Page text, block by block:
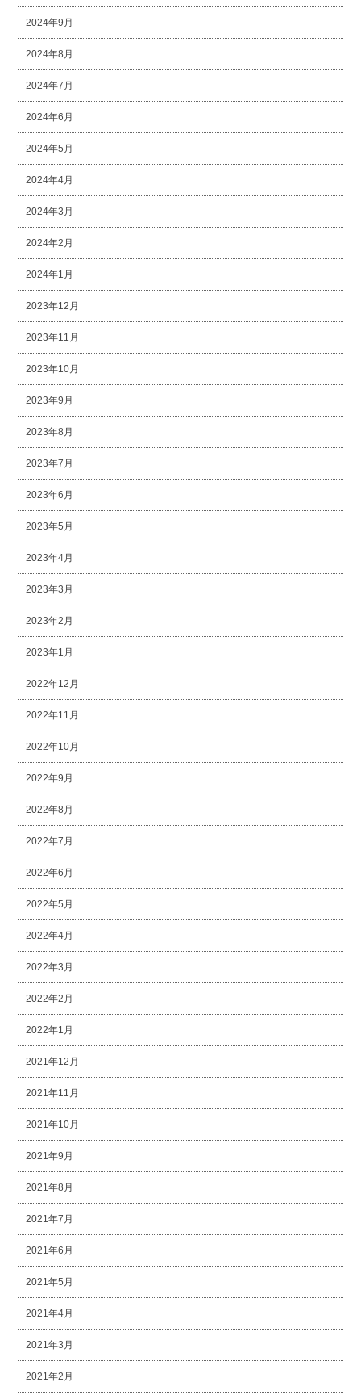
2024年9月
2024年8月
2024年7月
2024年6月
2024年5月
2024年4月
2024年3月
2024年2月
2024年1月
2023年12月
2023年11月
2023年10月
2023年9月
2023年8月
2023年7月
2023年6月
2023年5月
2023年4月
2023年3月
2023年2月
2023年1月
2022年12月
2022年11月
2022年10月
2022年9月
2022年8月
2022年7月
2022年6月
2022年5月
2022年4月
2022年3月
2022年2月
2022年1月
2021年12月
2021年11月
2021年10月
2021年9月
2021年8月
2021年7月
2021年6月
2021年5月
2021年4月
2021年3月
2021年2月